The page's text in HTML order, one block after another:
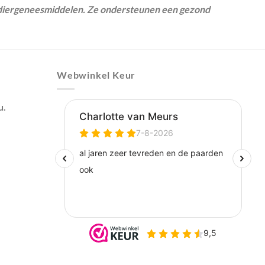
Ze ondersteunen een gezond
Webwinkel Keur